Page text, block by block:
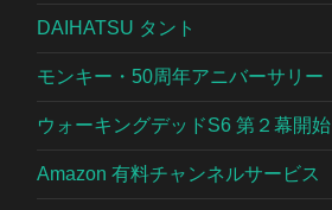
DAIHATSU タント
モンキー・50周年アニバーサリー
ウォーキングデッドS6 第２幕開始
Amazon 有料チャンネルサービス